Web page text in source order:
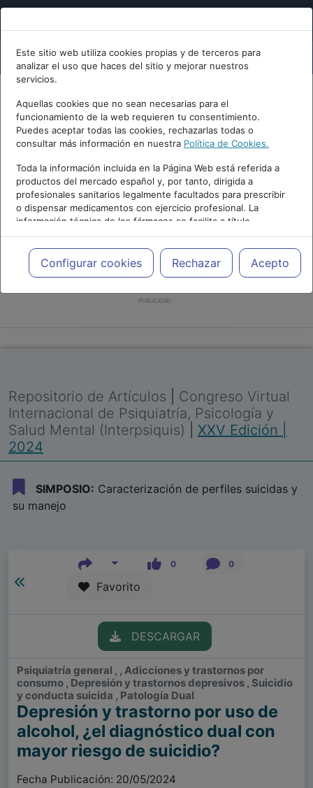
Este sitio web utiliza cookies propias y de terceros para
analizar el uso que haces del sitio y mejorar nuestros
servicios.
Aquellas cookies que no sean necesarias para el
funcionamiento de la web requieren tu consentimiento.
Puedes aceptar todas las cookies, rechazarlas todas o
consultar más información en nuestra Política de Cookies.
Toda la información incluida en la Página Web está referida a
productos del mercado español y, por tanto, dirigida a
profesionales sanitarios legalmente facultados para prescribir
o dispensar medicamentos con ejercicio profesional. La
información técnica de los fármacos se facilita a título
meramente informativo, siendo responsabilidad de los
profesionales facultados prescribir medicamentos y decidir, en
cada caso concreto, el tratamiento más adecuado a las
necesidades del paciente.
Configurar cookies Rechazar Acepto
PUBLICIDAD
Repositorio de Artículos
Congreso Virtual
Internacional de Psiquiatría, Psicología y
Salud Mental (Interpsiquis)
XXV Edición |
2024
SIMPOSIO: Caracterización de perfiles suicidas y
su manejo
0 0
Favorito
DESCARGAR
Psiquiatría general , , Adicciones y trastornos por
consumo , Depresión y trastornos depresivos , Suicidio
y conducta suicida , Patología Dual
Depresión y trastorno por uso de
alcohol, ¿el diagnóstico dual con
mayor riesgo de suicidio?
Fecha Publicación: 20/05/2024